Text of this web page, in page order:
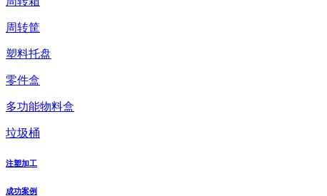
周转筐
塑料托盘
零件盒
多功能物料盒
垃圾桶
注塑加工
成功案例